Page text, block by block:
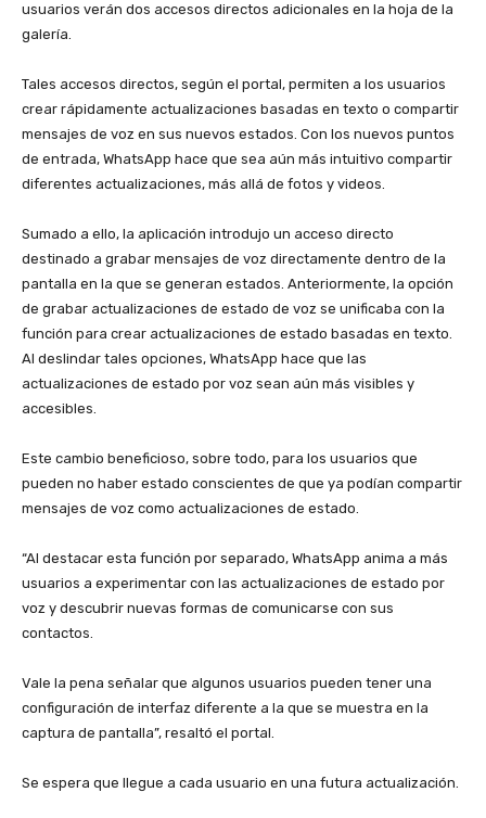
usuarios verán dos accesos directos adicionales en la hoja de la
galería.
‎Tales accesos directos, según el portal, permiten a los usuarios
crear rápidamente actualizaciones basadas en texto o compartir
mensajes de voz en sus nuevos estados. Con los nuevos puntos
de entrada, WhatsApp hace que sea aún más intuitivo compartir
diferentes actualizaciones, más allá de fotos y videos.
‎Sumado a ello, la aplicación introdujo un acceso directo
destinado a grabar mensajes de voz directamente dentro de la
pantalla en la que se generan estados. Anteriormente, la opción
de grabar actualizaciones de estado de voz se unificaba con la
función para crear actualizaciones de estado basadas en texto.
Al deslindar tales opciones, WhatsApp hace que las
actualizaciones de estado por voz sean aún más visibles y
accesibles.
‎Este cambio beneficioso, sobre todo, para los usuarios que
pueden no haber estado conscientes de que ya podían compartir
mensajes de voz como actualizaciones de estado.
‎“Al destacar esta función por separado, WhatsApp anima a más
usuarios a experimentar con las actualizaciones de estado por
voz y descubrir nuevas formas de comunicarse con sus
contactos.
‎Vale la pena señalar que algunos usuarios pueden tener una
configuración de interfaz diferente a la que se muestra en la
captura de pantalla”, resaltó el portal.
‎Se espera que llegue a cada usuario en una futura actualización.